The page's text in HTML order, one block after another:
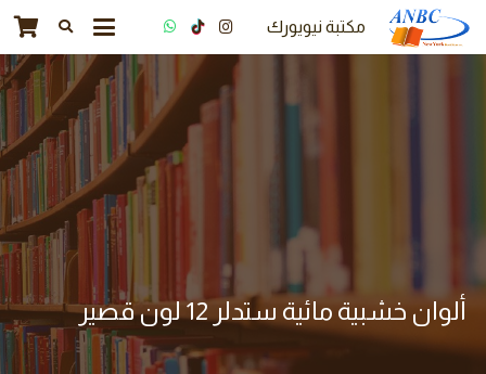
مكتبة نيويورك
ألوان خشبية مائية ستدلر 12 لون قصير